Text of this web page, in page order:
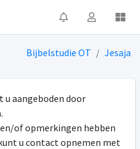
Bijbelstudie OT Jesaja
aangeboden door
.
of opmerkingen hebben
u contact opnemen met